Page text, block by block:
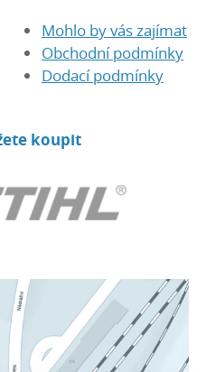
Mohlo by vás zajímat
Obchodní podmínky
Dodací podmínky
koupit